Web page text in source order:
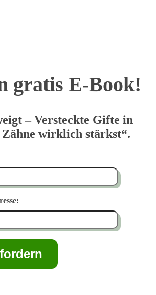
gratis E-Book!
– Versteckte Gifte in
wirklich stärkst“.